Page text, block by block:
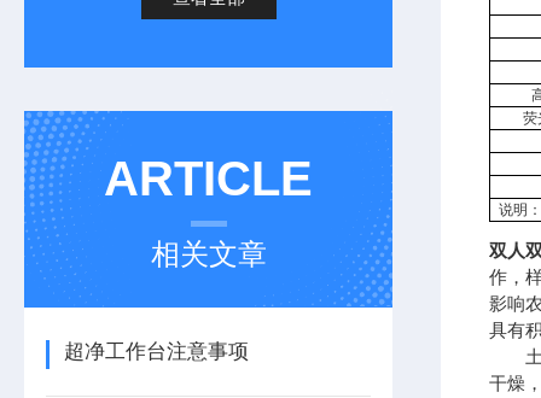
ARTICLE
相关文章
超净工作台注意事项
荧
说明
双人
作，
影响
具有
土壤
干燥